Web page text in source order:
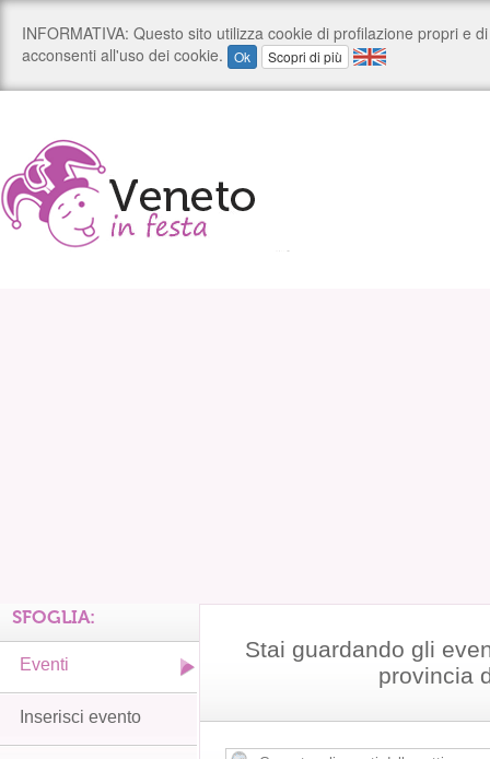
Stai guardando gli
provincia
SFOGLIA:
Eventi
Inserisci evento